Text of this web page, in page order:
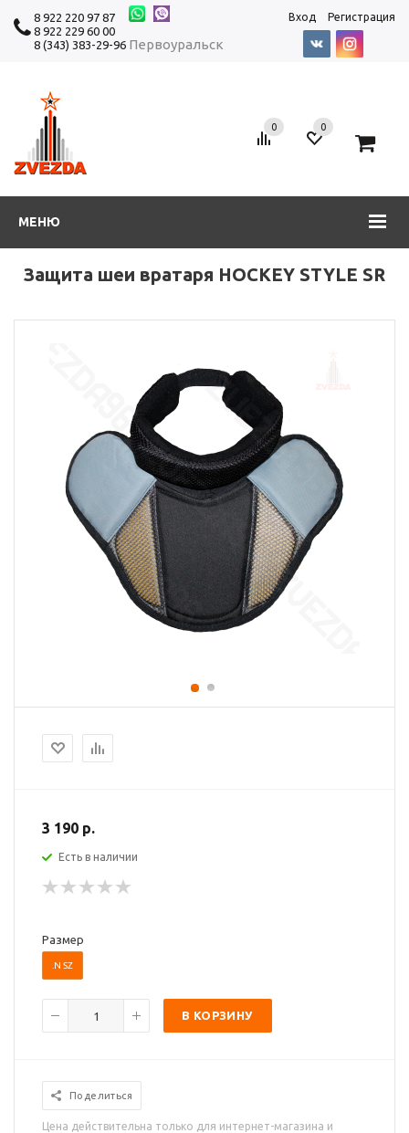
8 922 220 97 87
8 922 229 60 00
8 (343) 383-29-96 Первоуральск
Вход Регистрация
МЕНЮ
0 0
Защита шеи вратаря HOCKEY STYLE SR
3 190 р.
Есть в наличии
Размер
.N SZ
В КОРЗИНУ
Поделиться
Цена действительна только для интернет-магазина и